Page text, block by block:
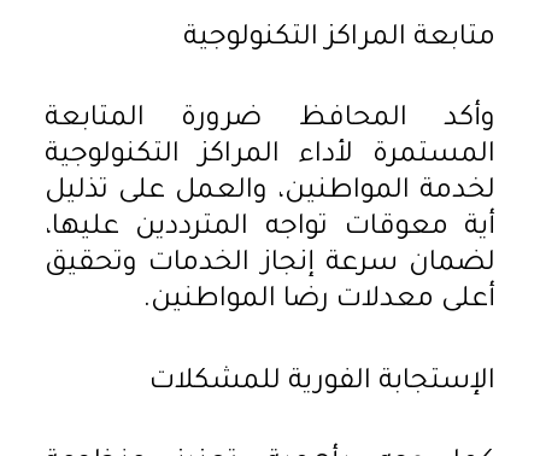
متابعة المراكز التكنولوجية
وأكد المحافظ ضرورة المتابعة
المستمرة لأداء المراكز التكنولوجية
لخدمة المواطنين، والعمل على تذليل
أية معوقات تواجه المترددين عليها،
لضمان سرعة إنجاز الخدمات وتحقيق
أعلى معدلات رضا المواطنين.
الإستجابة الفورية للمشكلات